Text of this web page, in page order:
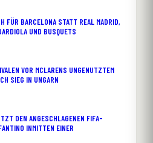
FÜR BARCELONA STATT REAL MADRID,
UND BUSQUETS
VOR MCLARENS UNGENUTZTEM
SIEG IN UNGARN
DEN ANGESCHLAGENEN FIFA-
INMITTEN EINER